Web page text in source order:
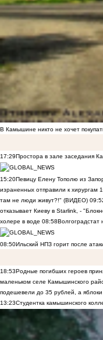
В Камышине никто не хочет
17:29Простора в зале заседания
15:20Певицу Елену Тополю из
израненных отправили к хирургам
там не люди живут?!" (ВИДЕО)
отказывает Киеву в Starlink, -
холере в воде 08:58
08:50Ильский НПЗ горит после
18:53Родные погибших героев
маленьком селе Камышинского
подешевели до 35 рублей, а
13:23Студентка камышинского